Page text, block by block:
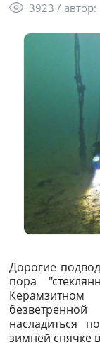
3923 /
Дорогие
пора
насладиться
зимней спячке